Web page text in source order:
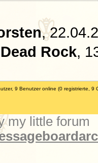
,
Dead Rock,
9 Benutzer online (0 registrierte, 9
my little forum